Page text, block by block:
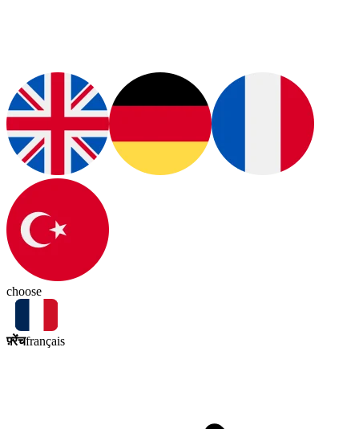
choose
फ़्रेंचfrançais